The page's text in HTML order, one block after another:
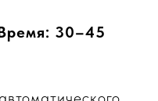
30–45